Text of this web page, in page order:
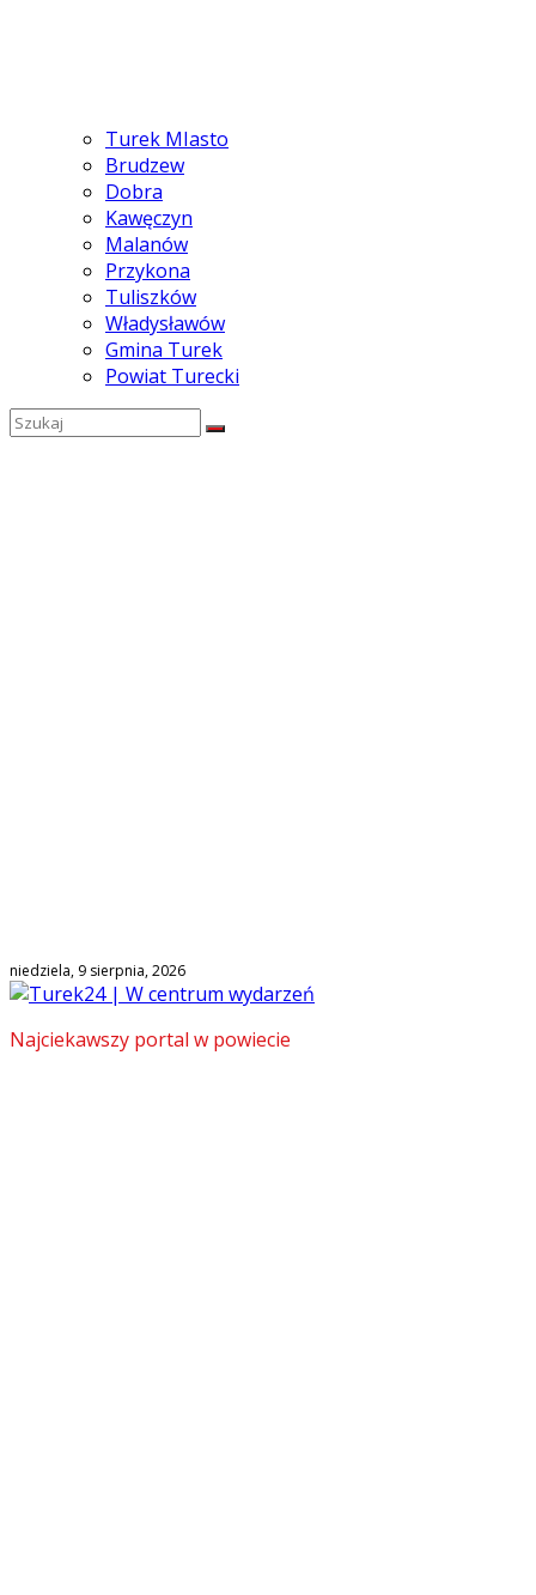
Turek MIasto
Brudzew
Dobra
Kawęczyn
Malanów
Przykona
Tuliszków
Władysławów
Gmina Turek
Powiat Turecki
niedziela, 9 sierpnia, 2026
Najciekawszy portal w powiecie